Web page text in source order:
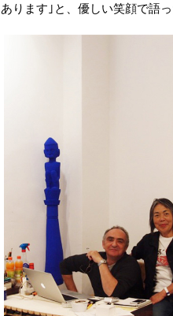
あります｣と、優しい笑顔で語っ